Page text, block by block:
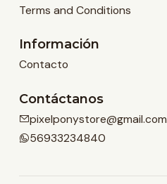
Terms and Conditions
Información
Contacto
Contáctanos
pixelponystore@gmail.com
56933234840